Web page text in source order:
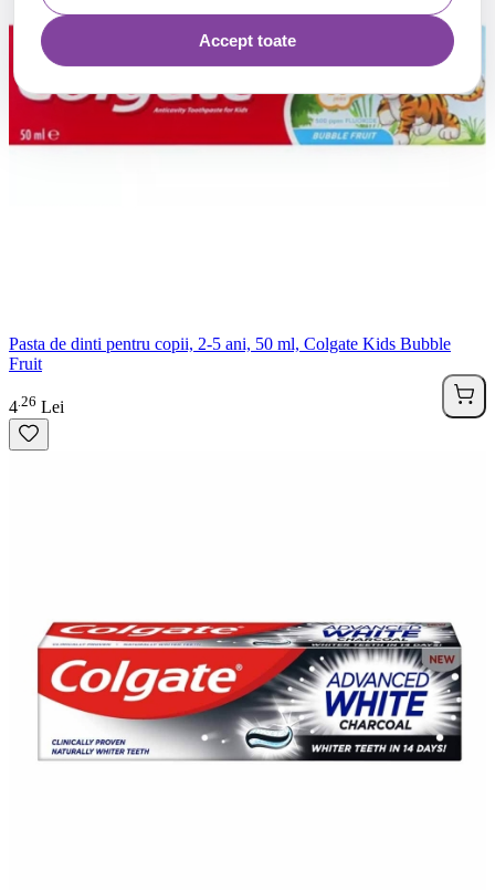
Accept toate
Pasta de dinti pentru copii, 2-5 ani, 50 ml, Colgate Kids Bubble
Fruit
4 26 Lei